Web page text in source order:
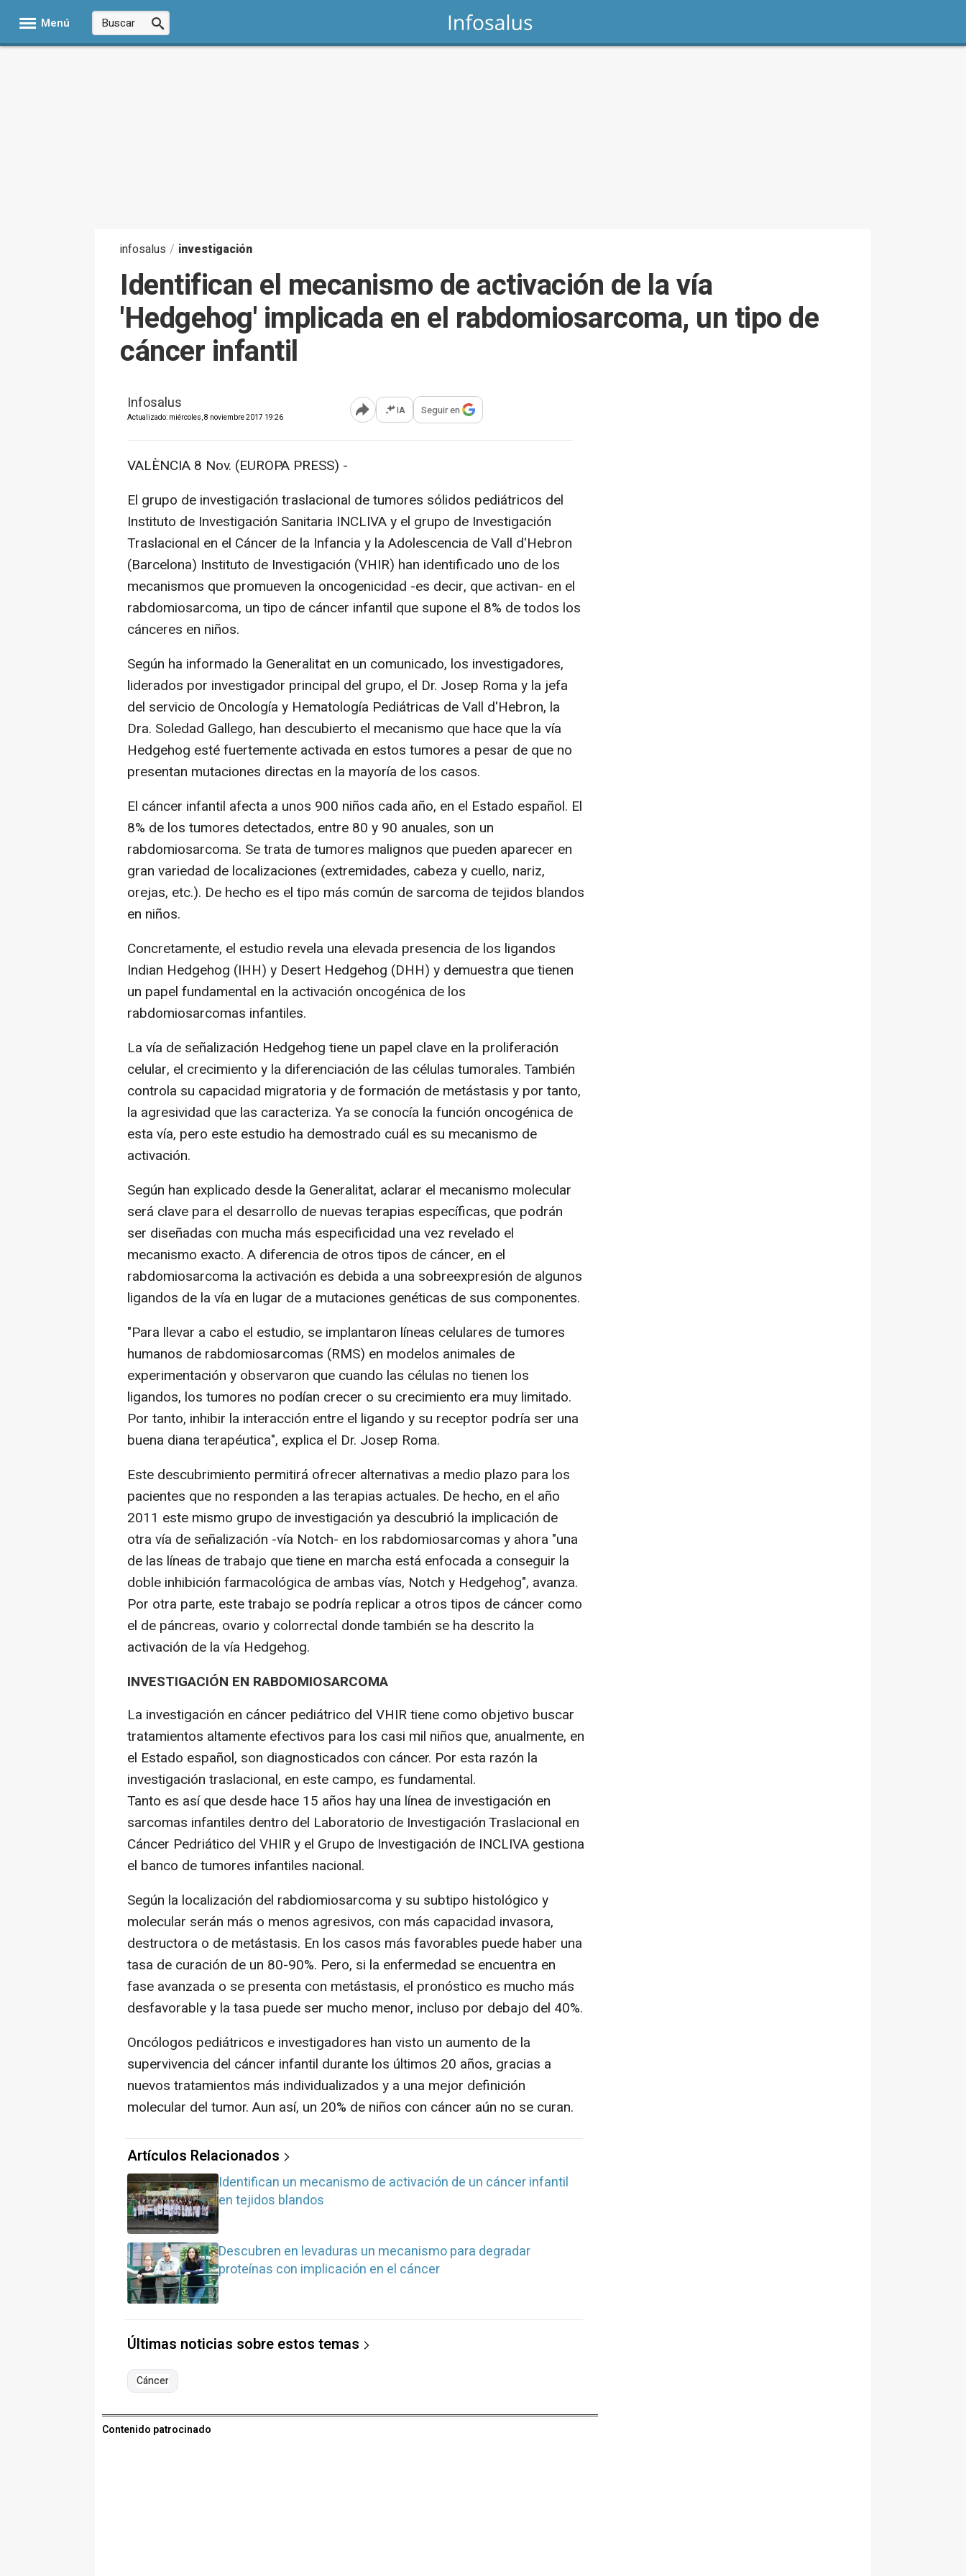
Menú
infosalus / investigación
Identifican el mecanismo de activación de la vía
'Hedgehog' implicada en el rabdomiosarcoma, un tipo de
cáncer infantil
Infosalus
Actualizado: miércoles, 8 noviembre 2017 19:26 Abrir opciones para compartir
IA Seguir en
VALÈNCIA 8 Nov. (EUROPA PRESS) -
El grupo de investigación traslacional de tumores sólidos pediátricos del
Instituto de Investigación Sanitaria INCLIVA y el grupo de Investigación
Traslacional en el Cáncer de la Infancia y la Adolescencia de Vall d'Hebron
(Barcelona) Instituto de Investigación (VHIR) han identificado uno de los
mecanismos que promueven la oncogenicidad -es decir, que activan- en el
rabdomiosarcoma, un tipo de cáncer infantil que supone el 8% de todos los
cánceres en niños.
Según ha informado la Generalitat en un comunicado, los investigadores,
liderados por investigador principal del grupo, el Dr. Josep Roma y la jefa
del servicio de Oncología y Hematología Pediátricas de Vall d'Hebron, la
Dra. Soledad Gallego, han descubierto el mecanismo que hace que la vía
Hedgehog esté fuertemente activada en estos tumores a pesar de que no
presentan mutaciones directas en la mayoría de los casos.
El cáncer infantil afecta a unos 900 niños cada año, en el Estado español. El
8% de los tumores detectados, entre 80 y 90 anuales, son un
rabdomiosarcoma. Se trata de tumores malignos que pueden aparecer en
gran variedad de localizaciones (extremidades, cabeza y cuello, nariz,
orejas, etc.). De hecho es el tipo más común de sarcoma de tejidos blandos
en niños.
Concretamente, el estudio revela una elevada presencia de los ligandos
Indian Hedgehog (IHH) y Desert Hedgehog (DHH) y demuestra que tienen
un papel fundamental en la activación oncogénica de los
rabdomiosarcomas infantiles.
La vía de señalización Hedgehog tiene un papel clave en la proliferación
celular, el crecimiento y la diferenciación de las células tumorales. También
controla su capacidad migratoria y de formación de metástasis y por tanto,
la agresividad que las caracteriza. Ya se conocía la función oncogénica de
esta vía, pero este estudio ha demostrado cuál es su mecanismo de
activación.
Según han explicado desde la Generalitat, aclarar el mecanismo molecular
será clave para el desarrollo de nuevas terapias específicas, que podrán
ser diseñadas con mucha más especificidad una vez revelado el
mecanismo exacto. A diferencia de otros tipos de cáncer, en el
rabdomiosarcoma la activación es debida a una sobreexpresión de algunos
ligandos de la vía en lugar de a mutaciones genéticas de sus componentes.
"Para llevar a cabo el estudio, se implantaron líneas celulares de tumores
humanos de rabdomiosarcomas (RMS) en modelos animales de
experimentación y observaron que cuando las células no tienen los
ligandos, los tumores no podían crecer o su crecimiento era muy limitado.
Por tanto, inhibir la interacción entre el ligando y su receptor podría ser una
buena diana terapéutica", explica el Dr. Josep Roma.
Este descubrimiento permitirá ofrecer alternativas a medio plazo para los
pacientes que no responden a las terapias actuales. De hecho, en el año
2011 este mismo grupo de investigación ya descubrió la implicación de
otra vía de señalización -vía Notch- en los rabdomiosarcomas y ahora "una
de las líneas de trabajo que tiene en marcha está enfocada a conseguir la
doble inhibición farmacológica de ambas vías, Notch y Hedgehog", avanza.
Por otra parte, este trabajo se podría replicar a otros tipos de cáncer como
el de páncreas, ovario y colorrectal donde también se ha descrito la
activación de la vía Hedgehog.
INVESTIGACIÓN EN RABDOMIOSARCOMA
La investigación en cáncer pediátrico del VHIR tiene como objetivo buscar
tratamientos altamente efectivos para los casi mil niños que, anualmente, en
el Estado español, son diagnosticados con cáncer. Por esta razón la
investigación traslacional, en este campo, es fundamental.
Tanto es así que desde hace 15 años hay una línea de investigación en
sarcomas infantiles dentro del Laboratorio de Investigación Traslacional en
Cáncer Pedriático del VHIR y el Grupo de Investigación de INCLIVA gestiona
el banco de tumores infantiles nacional.
Según la localización del rabdiomiosarcoma y su subtipo histológico y
molecular serán más o menos agresivos, con más capacidad invasora,
destructora o de metástasis. En los casos más favorables puede haber una
tasa de curación de un 80-90%. Pero, si la enfermedad se encuentra en
fase avanzada o se presenta con metástasis, el pronóstico es mucho más
desfavorable y la tasa puede ser mucho menor, incluso por debajo del 40%.
Oncólogos pediátricos e investigadores han visto un aumento de la
supervivencia del cáncer infantil durante los últimos 20 años, gracias a
nuevos tratamientos más individualizados y a una mejor definición
molecular del tumor. Aun así, un 20% de niños con cáncer aún no se curan.
Artículos Relacionados
Identifican un mecanismo de activación de un cáncer infantil
en tejidos blandos
Descubren en levaduras un mecanismo para degradar
proteínas con implicación en el cáncer
Últimas noticias sobre estos temas
Cáncer
Contenido patrocinado